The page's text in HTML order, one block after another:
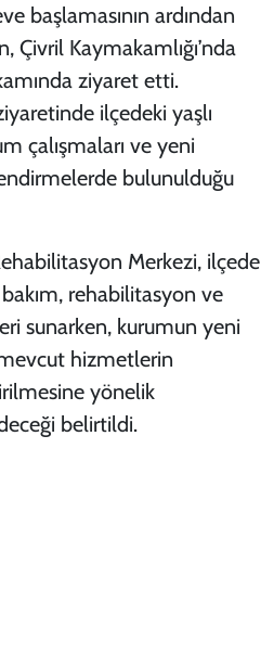
başlamasının ardından
Çivril Kaymakamlığı’nda
ziyaret etti.
ilçedeki yaşlı
çalışmaları ve yeni
bulunulduğu
Merkezi, ilçede
rehabilitasyon ve
sunarken, kurumun yeni
hizmetlerin
yönelik
belirtildi.